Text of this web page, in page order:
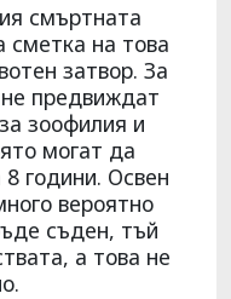
смъртната
сметка на това
затвор. За
предвиждат
зоофилия и
могат да
години. Освен
вероятно
съден, тъй
а това не